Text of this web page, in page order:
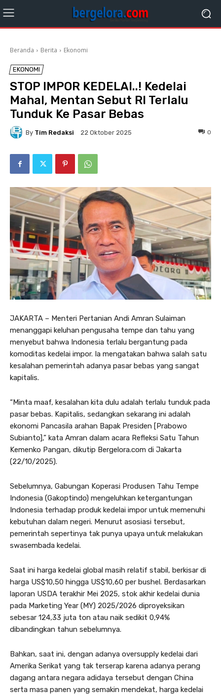
Beranda Berita Ekonomi
EKONOMI
STOP IMPOR KEDELAI..! Kedelai
Mahal, Mentan Sebut RI Terlalu
Tunduk Ke Pasar Bebas
By Tim Redaksi 22 Oktober 2025 0
JAKARTA – Menteri Pertanian Andi Amran Sulaiman
menanggapi keluhan pengusaha tempe dan tahu yang
menyebut bahwa Indonesia terlalu bergantung pada
komoditas kedelai impor. Ia mengatakan bahwa salah satu
kesalahan pemerintah adanya pasar bebas yang sangat
kapitalis.
“Minta maaf, kesalahan kita dulu adalah terlalu tunduk pada
pasar bebas. Kapitalis, sedangkan sekarang ini adalah
ekonomi Pancasila arahan Bapak Presiden [Prabowo
Subianto],” kata Amran dalam acara Refleksi Satu Tahun
Kemenko Pangan, dikutip Bergelora.com di Jakarta
(22/10/2025).
Sebelumnya, Gabungan Koperasi Produsen Tahu Tempe
Indonesia (Gakoptindo) mengeluhkan ketergantungan
Indonesia terhadap produk kedelai impor untuk memenuhi
kebutuhan dalam negeri. Menurut asosiasi tersebut,
pemerintah sepertinya tak punya upaya untuk melakukan
swasembada kedelai.
Saat ini harga kedelai global masih relatif stabil, berkisar di
harga US$10,50 hingga US$10,60 per bushel. Berdasarkan
laporan USDA terakhir Mei 2025, stok akhir kedelai dunia
pada Marketing Year (MY) 2025/2026 diproyeksikan
sebesar 124,33 juta ton atau naik sedikit 0,94%
dibandingkan tahun sebelumnya.
Bahkan, saat ini, dengan adanya oversupply kedelai dari
Amerika Serikat yang tak terserap karena adanya perang
dagang antara negara adidaya tersebut dengan China
serta masa panen yang semakin mendekat, harga kedelai